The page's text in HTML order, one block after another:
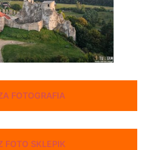
FOTOGRAFIA
FOTO SKLEPIK